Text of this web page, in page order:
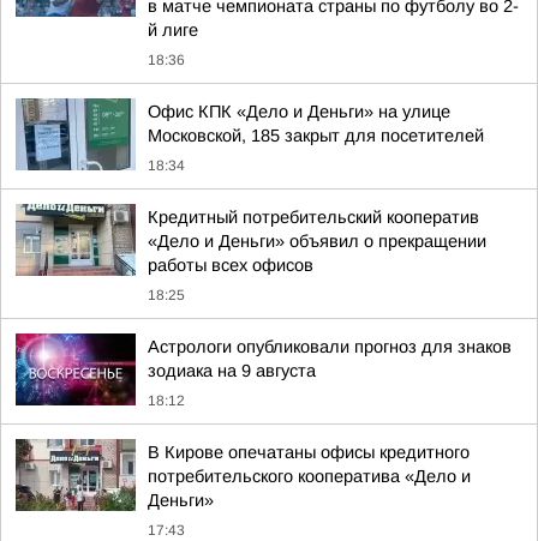
в матче чемпионата страны по футболу во 2-
й лиге
18:36
Офис КПК «Дело и Деньги» на улице
Московской, 185 закрыт для посетителей
18:34
Кредитный потребительский кооператив
«Дело и Деньги» объявил о прекращении
работы всех офисов
18:25
Астрологи опубликовали прогноз для знаков
зодиака на 9 августа
18:12
В Кирове опечатаны офисы кредитного
потребительского кооператива «Дело и
Деньги»
17:43